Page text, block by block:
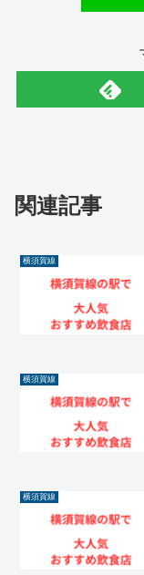
関連記事
横須賀線
横須賀線
横須賀線